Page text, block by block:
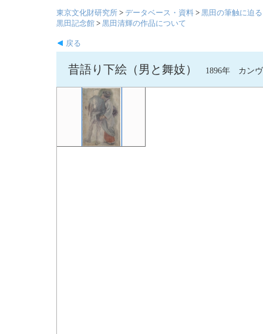
東京文化財研究所 > データベース・資料 > 黒田の筆触に迫
黒田記念館 > 黒田清輝の作品について
戻る
昔語り下絵（男と舞妓） 1896年 カンヴ